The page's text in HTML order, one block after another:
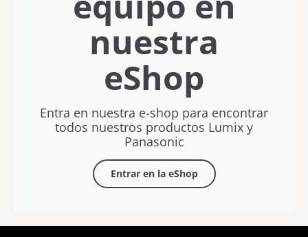
nuestra
eShop
Entra en nuestra e-shop para encontrar
todos nuestros productos Lumix y
Panasonic
Entrar en la eShop